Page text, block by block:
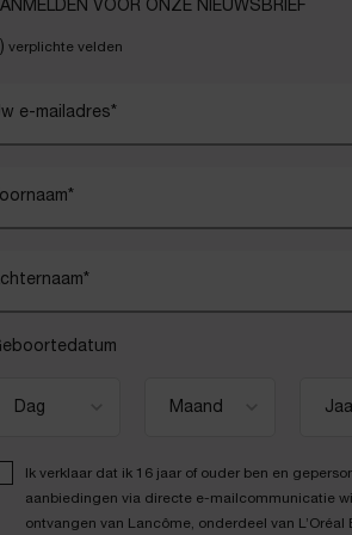
VOOR ONZE NIEUWSBRIEF
verplichte velden
e-mailadres*
*
*
Ik verklaar dat ik 16 jaar of ouder ben en
aanbiedingen via directe e-mailcommunicatie wil
ontvangen van Lancôme, onderdeel van L’Oréal